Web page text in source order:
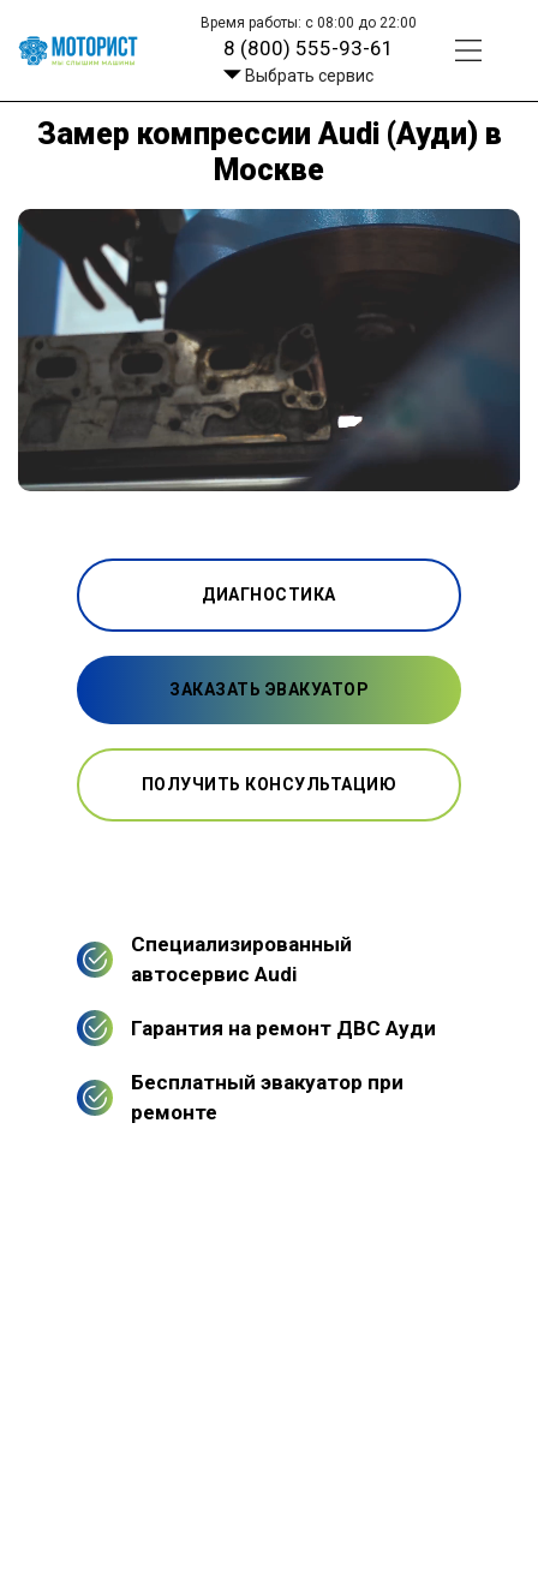
Время работы: с 08:00 до 22:00
8 (800) 555-93-61
Выбрать сервис
Замер компрессии Audi (Ауди) в
Москве
ДИАГНОСТИКА
ЗАКАЗАТЬ ЭВАКУАТОР
ПОЛУЧИТЬ КОНСУЛЬТАЦИЮ
Специализированный
автосервис Audi
Гарантия на ремонт ДВС Ауди
Бесплатный эвакуатор при
ремонте